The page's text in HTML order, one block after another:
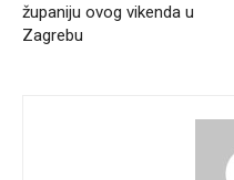
županiju ovog vikenda u
Zagrebu